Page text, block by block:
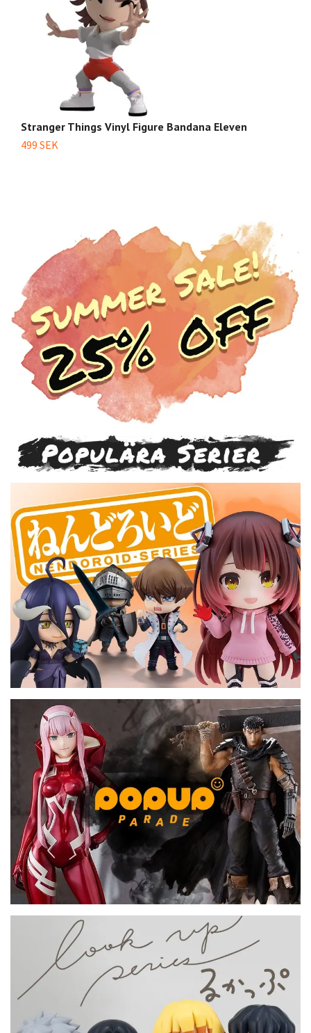
Stranger Things Vinyl Figure Bandana Eleven
499 SEK